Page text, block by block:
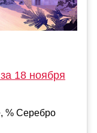
18 ноября
% Серебро